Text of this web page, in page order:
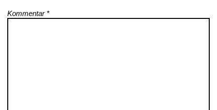
Kommentar *